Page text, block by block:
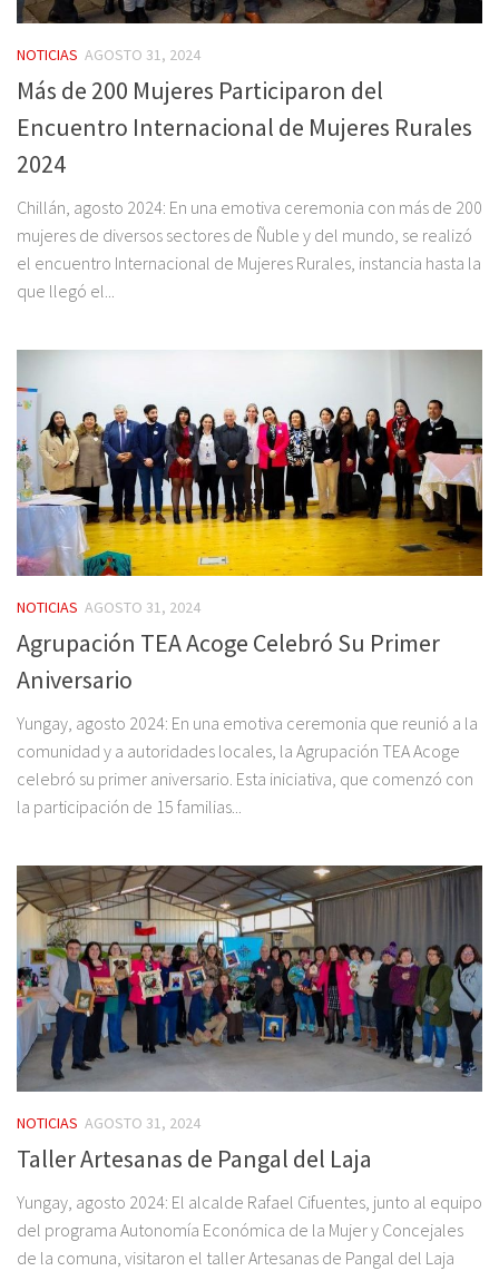
NOTICIAS AGOSTO 31, 2024
Más de 200 Mujeres Participaron del
Encuentro Internacional de Mujeres Rurales
2024
Chillán, agosto 2024: En una emotiva ceremonia con más de 200
mujeres de diversos sectores de Ñuble y del mundo, se realizó
el encuentro Internacional de Mujeres Rurales, instancia hasta la
que llegó el...
NOTICIAS AGOSTO 31, 2024
Agrupación TEA Acoge Celebró Su Primer
Aniversario
Yungay, agosto 2024: En una emotiva ceremonia que reunió a la
comunidad y a autoridades locales, la Agrupación TEA Acoge
celebró su primer aniversario. Esta iniciativa, que comenzó con
la participación de 15 familias...
NOTICIAS AGOSTO 31, 2024
Taller Artesanas de Pangal del Laja
Yungay, agosto 2024: El alcalde Rafael Cifuentes, junto al equipo
del programa Autonomía Económica de la Mujer y Concejales
de la comuna, visitaron el taller Artesanas de Pangal del Laja